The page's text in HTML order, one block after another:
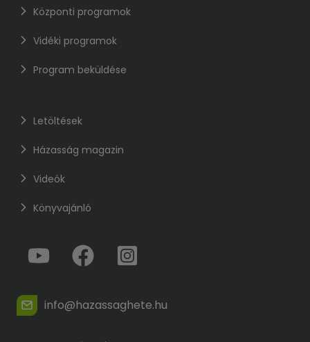
Központi programok
Vidéki programok
Program beküldése
Letöltések
Házasság magazin
Videók
Könyvajánló
info@hazassaghete.hu